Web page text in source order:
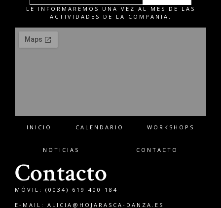
LE INFORMAREMOS UNA VEZ AL MES DE LAS
ACTIVIDADES DE LA COMPAÑIA.
INICIO CALENDARIO WORKSHOPS
NOTICIAS CONTACTO
Contacto
MÓVIL: (0034) 619 400 184
E-MAIL: ALICIA@HOJARASCA-DANZA.ES